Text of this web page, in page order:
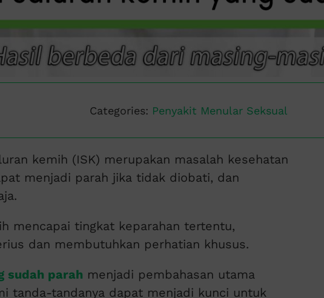
Categories: Penyakit Menular Seksual
kemih (ISK) merupakan masalah kesehatan
menjadi parah jika tidak diobati, dan
mencapai tingkat keparahan tertentu,
dan membutuhkan perhatian khusus.
sudah parah menjadi pembahasan utama
tanda-tandanya dapat menjadi kunci untuk